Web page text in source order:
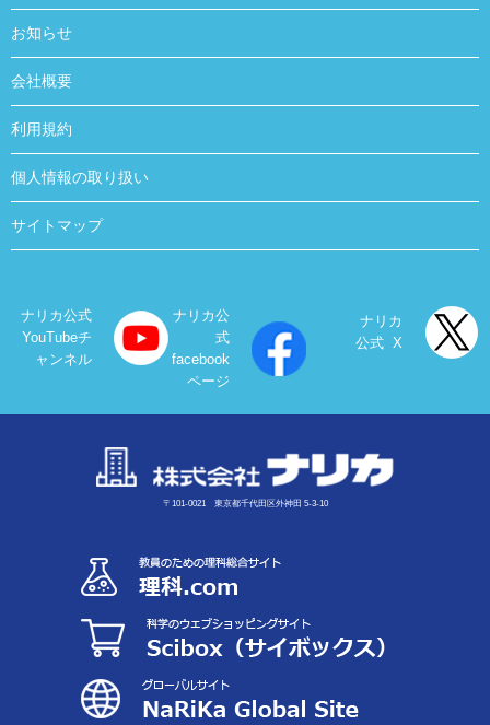
お知らせ
会社概要
利用規約
個人情報の取り扱い
サイトマップ
ナリカ公式
YouTubeチ
ャンネル
ナリカ公
式
facebook
ページ
ナリカ
公式 X
〒101-0021 東京都千代田区外神田 5-3-10